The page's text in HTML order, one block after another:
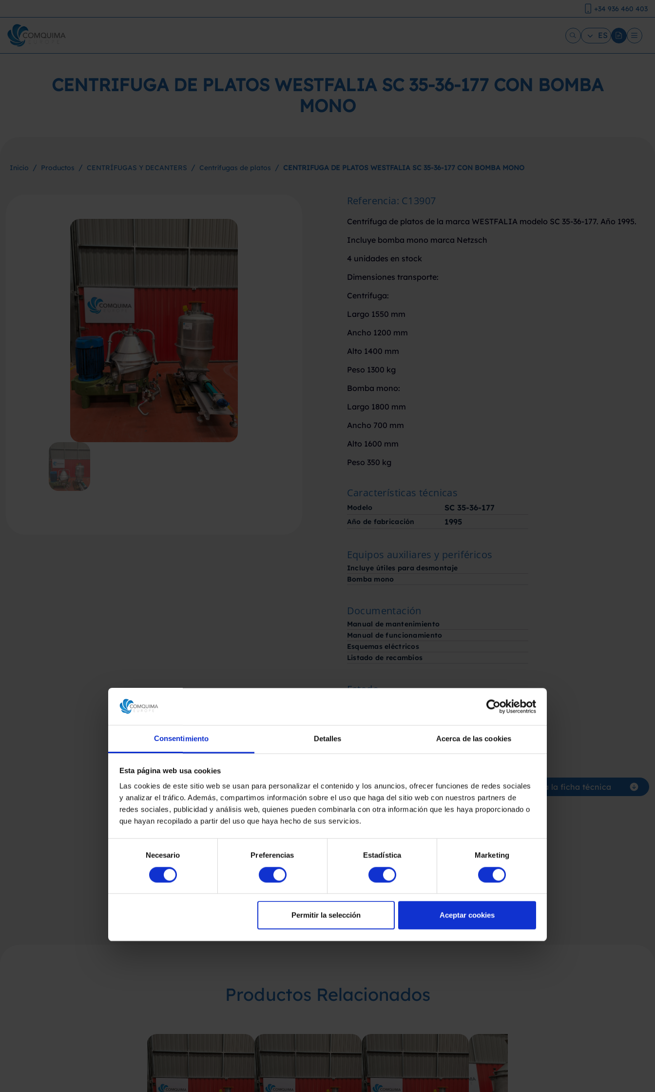
Consentimiento Detalles Acerca de las cookies
Esta página web usa cookies
Las cookies de este sitio web se usan para personalizar el contenido y los anuncios, ofrecer funciones de redes sociales
y analizar el tráfico. Además, compartimos información sobre el uso que haga del sitio web con nuestros partners de
redes sociales, publicidad y análisis web, quienes pueden combinarla con otra información que les haya proporcionado o
que hayan recopilado a partir del uso que haya hecho de sus servicios.
consentimiento
Necesario Preferencias Estadística Marketing
Permitir la selección Aceptar cookies
+34 936 460 403
ES
CENTRIFUGA DE PLATOS WESTFALIA SC 35-36-177 CON BOMBA
MONO
Inicio / Productos / CENTRÍFUGAS Y DECANTERS / Centrífugas de platos / CENTRIFUGA DE PLATOS WESTFALIA SC 35-36-177 CON BOMBA MONO
Referencia: C13907
Centrífuga de platos de la marca WESTFALIA modelo SC 35-36-177. Año 1995.
Incluye bomba mono marca Netzsch
4 unidades en stock
Dimensiones transporte:
Centrifuga:
Largo 1550 mm
Ancho 1200 mm
Alto 1400 mm
Peso 1300 kg
Bomba mono:
Largo 1800 mm
Ancho 700 mm
Alto 1600 mm
Peso 350 kg
Características técnicas
Modelo SC 35-36-177
Año de fabricación 1995
Equipos auxiliares y periféricos
Incluye útiles para desmontaje
Bomba mono
Documentación
Manual de mantenimiento
Manual de funcionamiento
Esquemas eléctricos
Listado de recambios
Estado
Solicita aquí tu presupuesto Descarga la ficha técnica
Productos Relacionados